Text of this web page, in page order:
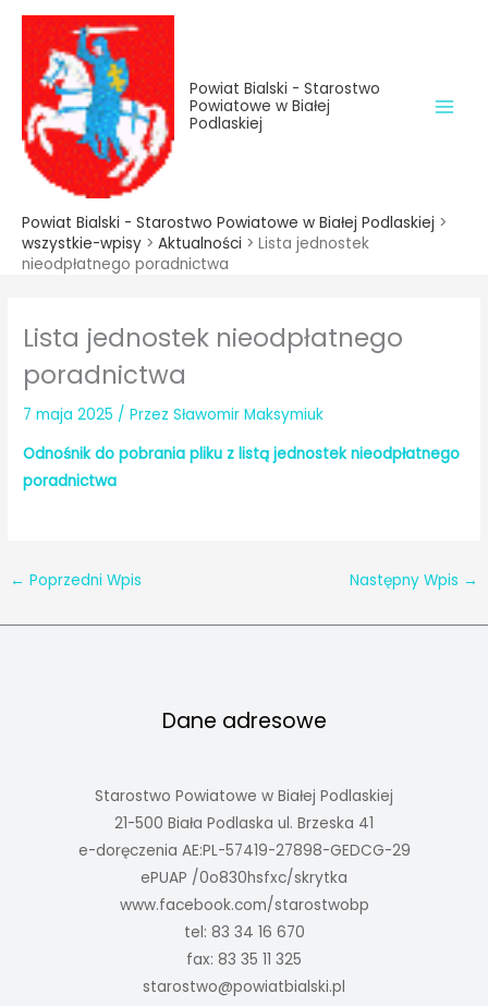
treści
Przejdź
treści
Powiat Bialski - Starostwo
Powiatowe w Białej
Podlaskiej
Powiat Bialski - Starostwo Powiatowe w Białej Podlaskiej >
wszystkie-wpisy > Aktualności > Lista jednostek
nieodpłatnego poradnictwa
Lista jednostek nieodpłatnego
poradnictwa
7 maja 2025 / PrzezSławomir Maksymiuk
Odnośnik do pobrania pliku z listą jednostek nieodpłatnego
poradnictwa
← Poprzedni Wpis Następny Wpis →
Dane adresowe
Starostwo Powiatowe w Białej Podlaskiej
21-500 Biała Podlaska ul. Brzeska 41
e-doręczenia AE:PL-57419-27898-GEDCG-29
ePUAP /0o830hsfxc/skrytka
www.facebook.com/starostwobp
tel: 83 34 16 670
fax: 83 35 11 325
starostwo@powiatbialski.pl